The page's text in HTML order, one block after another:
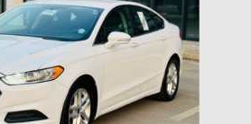
دوا بینراوەکان
چات